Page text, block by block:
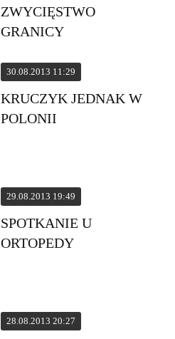
ZWYCIĘSTWO
GRANICY
30.08.2013 11:29
KRUCZYK JEDNAK W
POLONII
29.08.2013 19:49
SPOTKANIE U
ORTOPEDY
28.08.2013 20:27